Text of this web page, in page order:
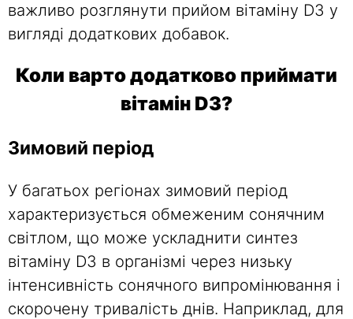
важливо розглянути прийом вітаміну D3 у
вигляді додаткових добавок.
Коли варто додатково приймати
вітамін D3?
Зимовий період
У багатьох регіонах зимовий період
характеризується обмеженим сонячним
світлом, що може ускладнити синтез
вітаміну D3 в організмі через низьку
інтенсивність сонячного випромінювання і
скорочену тривалість днів. Наприклад, для